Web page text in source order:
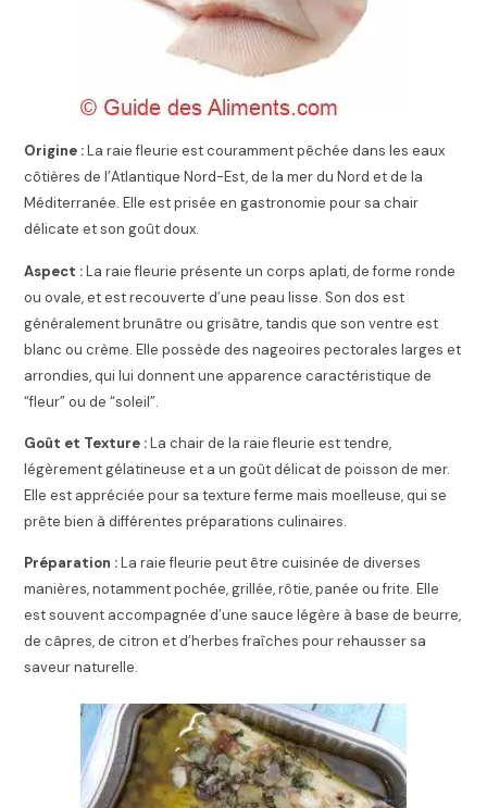
Origine :La raie fleurie est couramment pêchée dans les eaux
côtières de l’Atlantique Nord-Est, de la mer du Nord et de la
Méditerranée. Elle est prisée en gastronomie pour sa chair
délicate et son goût doux.
Aspect :La raie fleurie présente un corps aplati, de forme ronde
ou ovale, et est recouverte d’une peau lisse. Son dos est
généralement brunâtre ou grisâtre, tandis que son ventre est
blanc ou crème. Elle possède des nageoires pectorales larges et
arrondies, qui lui donnent une apparence caractéristique de
“fleur” ou de “soleil”.
Goût et Texture :La chair de la raie fleurie est tendre,
légèrement gélatineuse et a un goût délicat de poisson de mer.
Elle est appréciée pour sa texture ferme mais moelleuse, qui se
prête bien à différentes préparations culinaires.
Préparation :La raie fleurie peut être cuisinée de diverses
manières, notamment pochée, grillée, rôtie, panée ou frite. Elle
est souvent accompagnée d’une sauce légère à base de beurre,
de câpres, de citron et d’herbes fraîches pour rehausser sa
saveur naturelle.